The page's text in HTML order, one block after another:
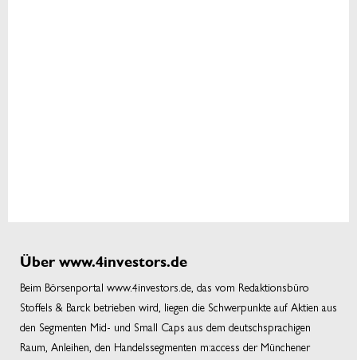
Über www.4investors.de
Beim Börsenportal www.4investors.de, das vom Redaktionsbüro
Stoffels & Barck betrieben wird, liegen die Schwerpunkte auf Aktien aus
den Segmenten Mid- und Small Caps aus dem deutschsprachigen
Raum, Anleihen, den Handelssegmenten m:access der Münchener